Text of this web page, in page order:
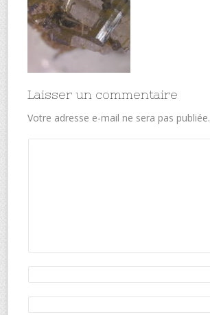
Laisser un commentaire
Votre adresse e-mail ne sera pas publiée.